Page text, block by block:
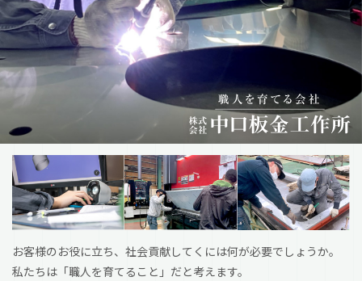
お客様のお役に立ち、社会貢献してくには何が必要でしょうか。
私たちは「職人を育てること」だと考えます。